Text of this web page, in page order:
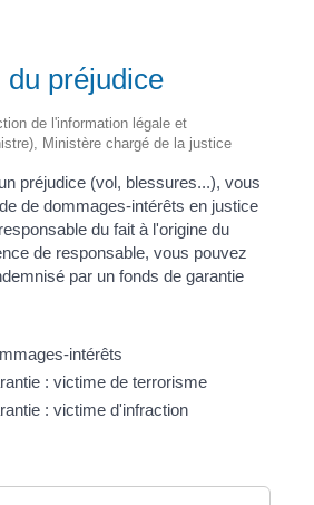
du préjudice
de l'information légale et
Ministère chargé de la justice
préjudice (vol, blessures...), vous
de dommages-intérêts en justice
du fait à l'origine du
de responsable, vous pouvez
par un fonds de garantie
intérêts
: victime de terrorisme
: victime d'infraction